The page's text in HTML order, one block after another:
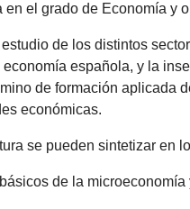
el grado de Economía y
de los distintos
española, y la
de formación aplicada
económicas.
se pueden sintetizar en
de la